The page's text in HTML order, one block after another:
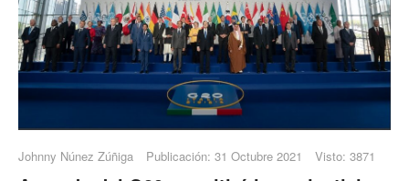
Johnny Núnez Zúñiga Publicación: 31 Octubre 2021 Visto: 3871